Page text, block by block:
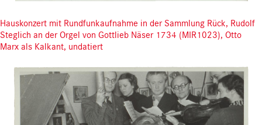
Hauskonzert mit Rundfunkaufnahme in der Sammlung Rück, Rudolf
Steglich an der Orgel von Gottlieb Näser 1734 (MIR1023), Otto
Marx als Kalkant, undatiert